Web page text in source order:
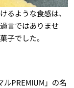
るような食感は、
言ではありませ
子でした。
PREMIUM」の名